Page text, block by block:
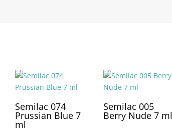
Semilac 074
Prussian Blue 7
ml
Semilac 005
Berry Nude 7 ml